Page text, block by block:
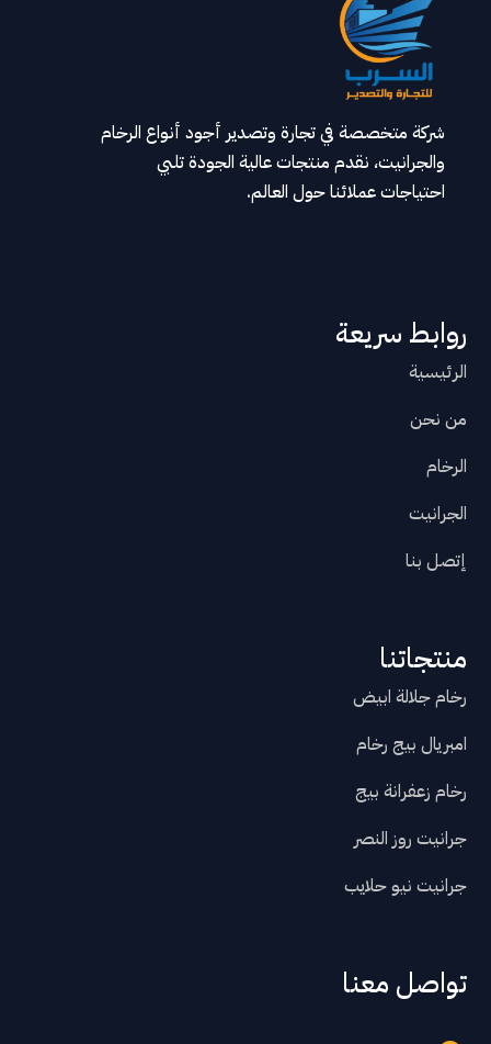
تواصل معنا
منتجاتنا
رخام جلالة ابيض
امبريال بيج رخام
رخام زعفرانة بيج
جرانيت روز النصر
جرانيت نيو حلايب
روابط سريعة
الرئيسية
من نحن
الرخام
الجرانيت
إتصل بنا
شركة متخصصة في تجارة وتصدير أجود أنواع الرخام
والجرانيت، نقدم منتجات عالية الجودة تلبي
احتياجات عملائنا حول العالم.